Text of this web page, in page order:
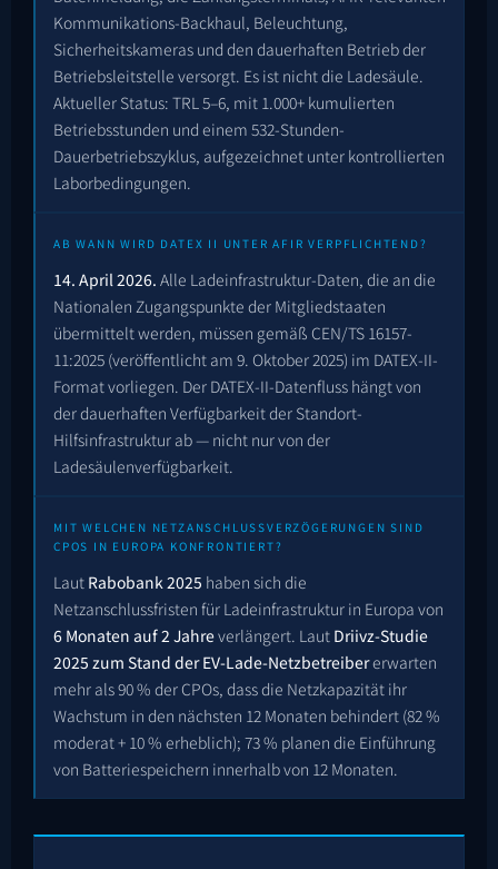
Kommunikations-Backhaul, Beleuchtung,
Sicherheitskameras und den dauerhaften Betrieb der
Betriebsleitstelle versorgt. Es ist nicht die Ladesäule.
Aktueller Status: TRL 5–6, mit 1.000+ kumulierten
Betriebsstunden und einem 532-Stunden-
Dauerbetriebszyklus, aufgezeichnet unter kontrollierten
Laborbedingungen.
AB WANN WIRD DATEX II UNTER AFIR VERPFLICHTEND?
14. April 2026. Alle Ladeinfrastruktur-Daten, die an die
Nationalen Zugangspunkte der Mitgliedstaaten
übermittelt werden, müssen gemäß CEN/TS 16157-
11:2025 (veröffentlicht am 9. Oktober 2025) im DATEX-II-
Format vorliegen. Der DATEX-II-Datenfluss hängt von
der dauerhaften Verfügbarkeit der Standort-
Hilfsinfrastruktur ab — nicht nur von der
Ladesäulenverfügbarkeit.
MIT WELCHEN NETZANSCHLUSSVERZÖGERUNGEN SIND
CPOS IN EUROPA KONFRONTIERT?
Laut Rabobank 2025 haben sich die
Netzanschlussfristen für Ladeinfrastruktur in Europa von
6 Monaten auf 2 Jahreverlängert. Laut Driivz-Studie
2025 zum Stand der EV-Lade-Netzbetreibererwarten
mehr als 90 % der CPOs, dass die Netzkapazität ihr
Wachstum in den nächsten 12 Monaten behindert (82 %
moderat + 10 % erheblich); 73 % planen die Einführung
von Batteriespeichern innerhalb von 12 Monaten.